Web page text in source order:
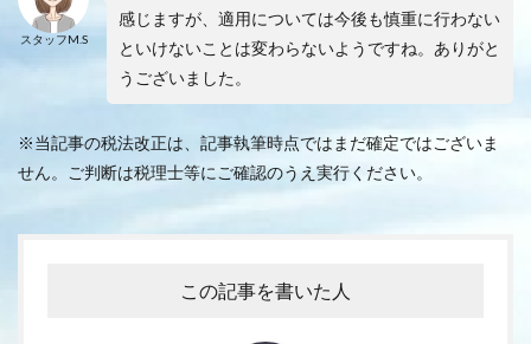
スタッフM.S
感じますが、適用については今後も慎重に行わない
といけないことは変わらないようですね。ありがと
うございました。
※当記事の税法改正は、記事執筆時点ではまだ確定ではございま
せん。ご判断は税理士等にご確認のうえ実行ください。
この記事を書いた人